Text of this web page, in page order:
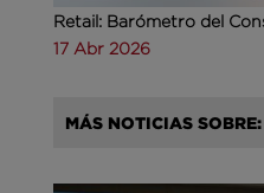
Retail: Barómetro del
17 Abr 2026
MÁS NOTICIAS